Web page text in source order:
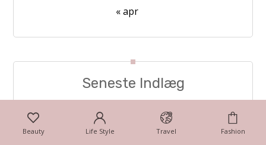
« apr
Seneste Indlæg
Skæve – løsningord til dit
Beauty Life Style Travel Fashion